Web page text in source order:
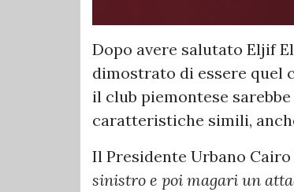
Dopo avere salutato Eljif
dimostrato di essere quel
il club piemontese
caratteristiche simili,
Il Presidente Urbano
sinistro e poi magari un